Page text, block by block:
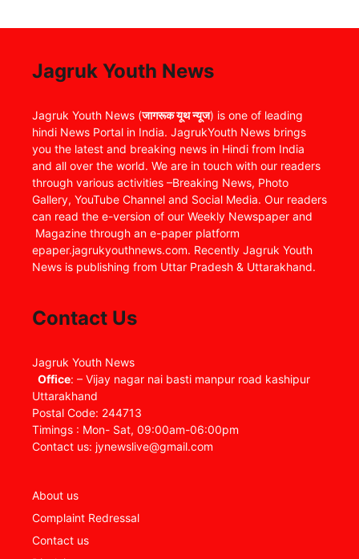
Jagruk Youth News
Jagruk Youth News (जागरूक यूथ न्यूज) is one of leading
hindi News Portal in India. JagrukYouth News brings
you the latest and breaking news in Hindi from India
and all over the world. We are in touch with our readers
through various activities –Breaking News, Photo
Gallery, YouTube Channel and Social Media. Our readers
can read the e-version of our Weekly Newspaper and
Magazine through an e-paper platform
epaper.jagrukyouthnews.com. Recently Jagruk Youth
News is publishing from Uttar Pradesh & Uttarakhand.
Contact Us
Jagruk Youth News
Office: – Vijay nagar nai basti manpur road kashipur
Uttarakhand
Postal Code: 244713
Timings : Mon- Sat, 09:00am-06:00pm
Contact us: jynewslive@gmail.com
About us
Complaint Redressal
Contact us